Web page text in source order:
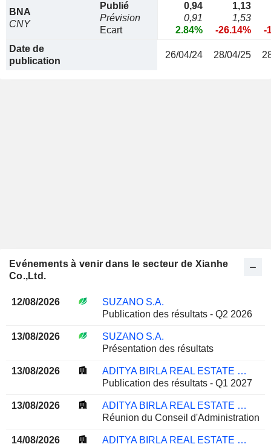
BNA
CNY
Publié
Prévision
Ecart
0,94
0,91
2.84%
1,13
1,53
-26.14%
-
Date de
publication
26/04/24 28/04/25
Evénements à venir dans le secteur de Xianhe
Co.,Ltd.
12/08/2026
SUZANO S.A.
Publication des résultats - Q2 2026
13/08/2026
SUZANO S.A.
Présentation des résultats
13/08/2026
ADITYA BIRLA REAL ESTATE LIMITED
Publication des résultats - Q1 2027
13/08/2026
ADITYA BIRLA REAL ESTATE LIMITED
Réunion du Conseil d'Administration
14/08/2026
ADITYA BIRLA REAL ESTATE LIMITED